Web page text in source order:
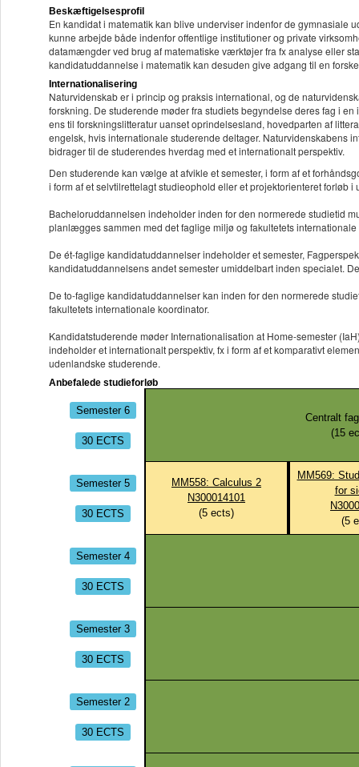
Beskæftigelsesprofil
En kandidat i matematik kan blive underviser indenfor de gymnasiale
kunne arbejde både indenfor offentlige institutioner og private
datamængder ved brug af matematiske værktøjer fra fx analyse eller
kandidatuddannelse i matematik kan desuden give adgang til en
Internationalisering
Naturvidenskab er i princip og praksis international, og de
forskning. De studerende møder fra studiets begyndelse deres fag i
ens til forskningslitteratur uanset oprindelsesland, hovedparten af
engelsk, hvis internationale studerende deltager. Naturvidenskabens
bidrager til de studerendes hverdag med et internationalt perspektiv.
Den studerende kan vælge at afvikle et semester, i form af et
i form af et selvtilrettelagt studieophold eller et projektorienteret forløb i
Bacheloruddannelsen indeholder inden for den normerede studietid
planlægges sammen med det faglige miljø og fakultetets internationale
De ét-faglige kandidatuddannelser indeholder et semester,
kandidatuddannelsens andet semester umiddelbart inden specialet.
De to-faglige kandidatuddannelser kan inden for den normerede
fakultetets internationale koordinator.
Kandidatstuderende møder Internationalisation at Home-semester
indeholder et internationalt perspektiv, fx i form af et komparativt
udenlandske studerende.
Anbefalede studieforløb
Semester 6
30 ECTS
Centralt
(15
Semester 5
30 ECTS
MM558: Calculus 2
N300014101
(5 ects)
MM569:
for
(5
Semester 4
30 ECTS
Semester 3
30 ECTS
Semester 2
30 ECTS